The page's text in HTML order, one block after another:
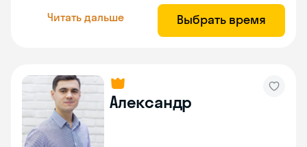
Читать дальше Выбрать время
Александр